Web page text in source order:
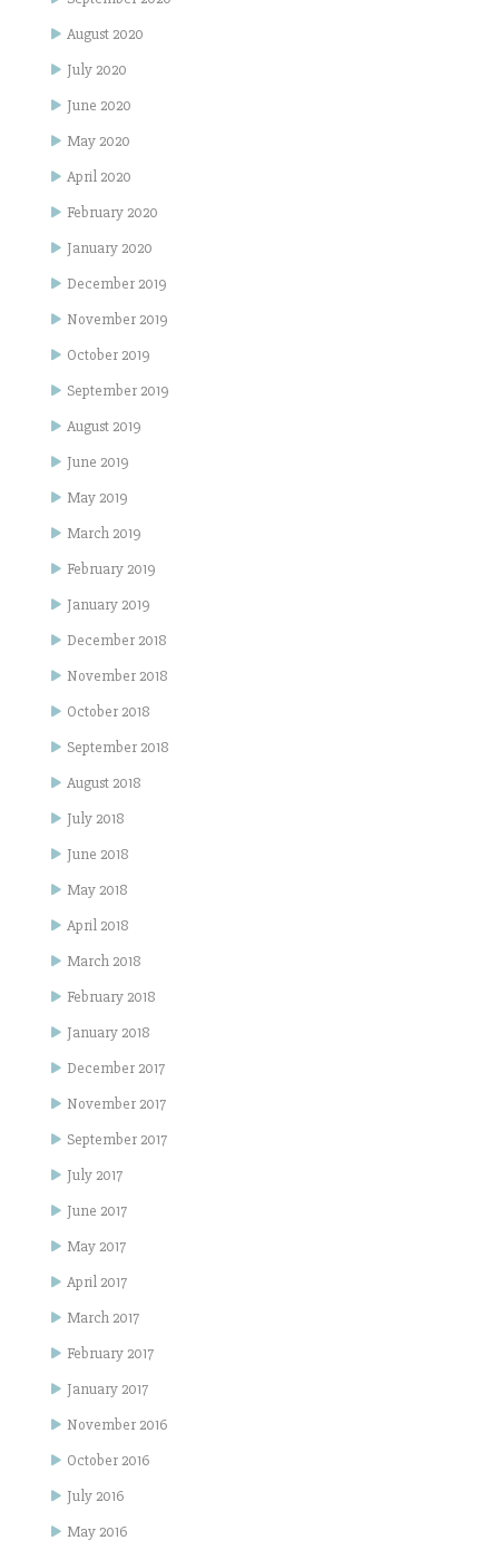
August 2020
July 2020
June 2020
May 2020
April 2020
February 2020
January 2020
December 2019
November 2019
October 2019
September 2019
August 2019
June 2019
May 2019
March 2019
February 2019
January 2019
December 2018
November 2018
October 2018
September 2018
August 2018
July 2018
June 2018
May 2018
April 2018
March 2018
February 2018
January 2018
December 2017
November 2017
September 2017
July 2017
June 2017
May 2017
April 2017
March 2017
February 2017
January 2017
November 2016
October 2016
July 2016
May 2016